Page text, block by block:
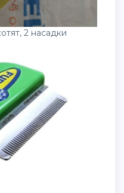
2 насадки